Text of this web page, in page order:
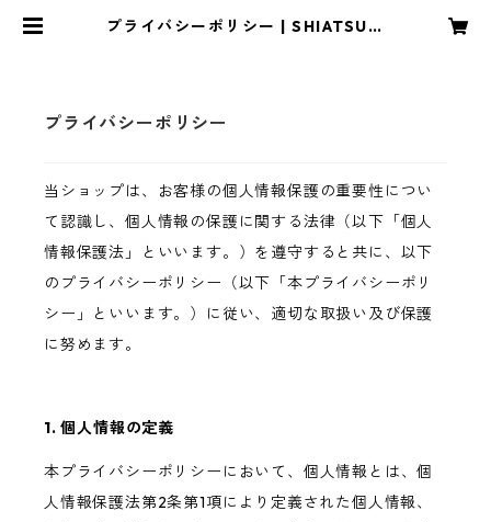
プライバシーポリシー | SHIATSU C
プライバシーポリシー
当ショップは、お客様の個人情報保護の重要性につい
て認識し、個人情報の保護に関する法律（以下「個人
情報保護法」といいます。）を遵守すると共に、以下
のプライバシーポリシー（以下「本プライバシーポリ
シー」といいます。）に従い、適切な取扱い及び保護
に努めます。
1. 個人情報の定義
本プライバシーポリシーにおいて、個人情報とは、個
人情報保護法第2条第1項により定義された個人情報、